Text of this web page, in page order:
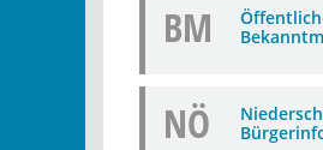
BM
NÖ